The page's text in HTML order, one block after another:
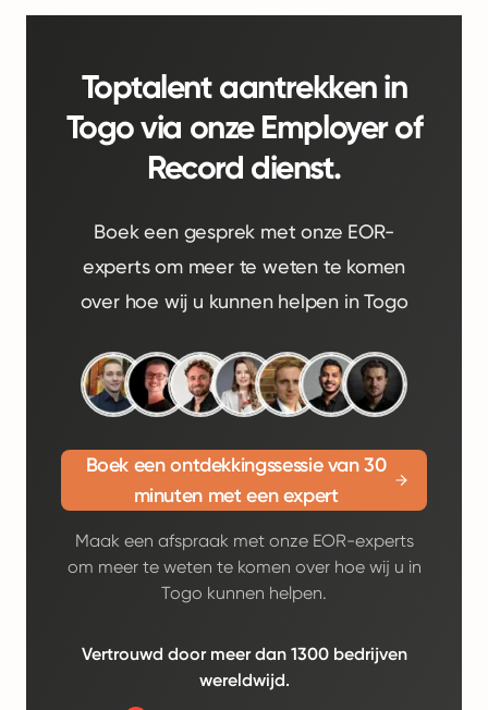
Toptalent aantrekken in
Togo via onze Employer of
Record dienst.
Boek een gesprek met onze EOR-
experts om meer te weten te komen
over hoe wij u kunnen helpen in Togo
Boek een ontdekkingssessie van 30
minuten met een expert
Maak een afspraak met onze EOR-experts
om meer te weten te komen over hoe wij u in
Togo kunnen helpen.
Vertrouwd door meer dan 1300 bedrijven
wereldwijd.